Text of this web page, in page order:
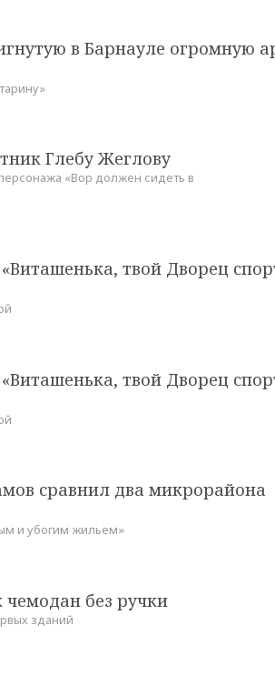
в Барнауле огромную
Глебу Жеглову
«Вор должен сидеть в
твой Дворец
твой Дворец
сравнил два микрорайона
и убогим жильем»
чемодан без ручки
зданий